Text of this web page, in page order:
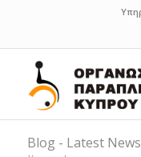
Blog - Latest News